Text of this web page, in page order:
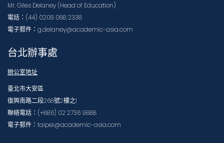
Mr. Giles Delaney (Head of Education)
電話：(44) 0208 088 2338
電子郵件：g.delaney@academic-asia.com
台北辦事處
辦公室地址
臺北市大安區
復興南路二段268號2樓之1
聯絡電話：(+886) 02 2736 9888
電子郵件：taipei@academic-asia.com